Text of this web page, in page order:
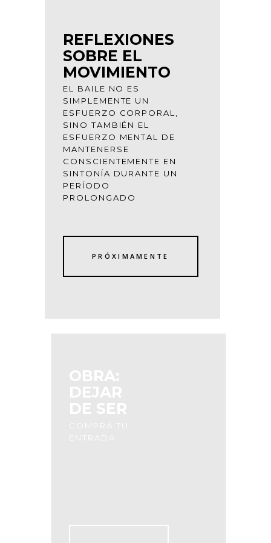
REFLEXIONES
SOBRE EL
MOVIMIENTO
EL BAILE NO ES
SIMPLEMENTE UN
ESFUERZO CORPORAL,
SINO TAMBIÉN EL
ESFUERZO MENTAL DE
MANTENERSE
CONSCIENTEMENTE EN
SINTONÍA DURANTE UN
PERÍODO
PROLONGADO
PRÓXIMAMENTE